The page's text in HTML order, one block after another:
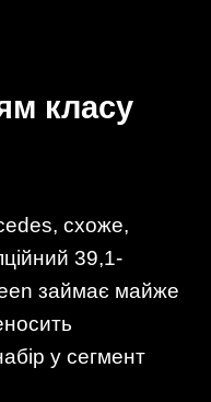
класу
схоже,
39,1-
займає майже
у сегмент